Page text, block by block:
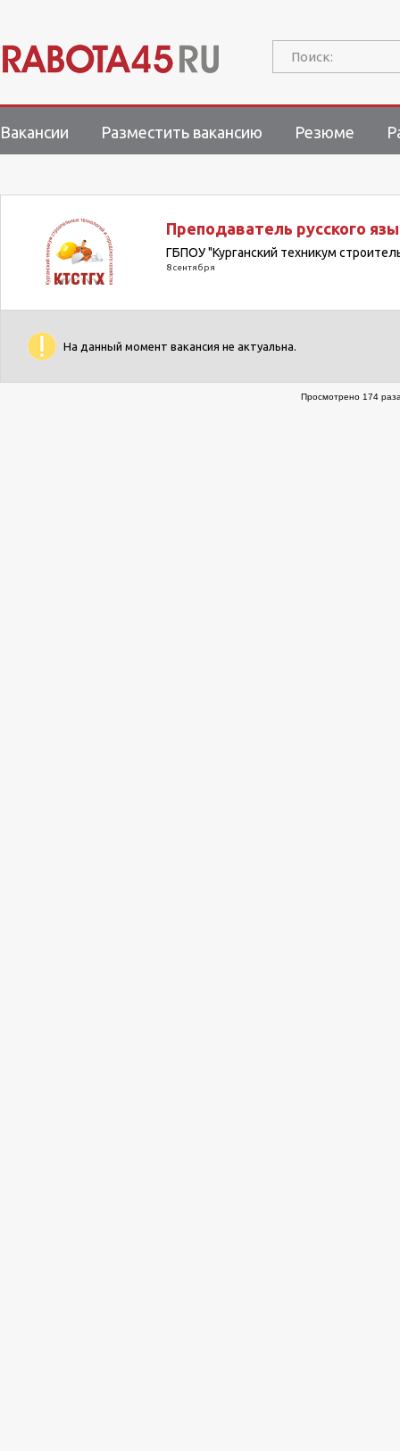
Поиск:
Вакансии Разместить вакансию Резюме
Преподаватель русского
ГБПОУ "Курганский техникум
8 сентября
На данный момент вакансия не актуальна.
Просмотрено 174